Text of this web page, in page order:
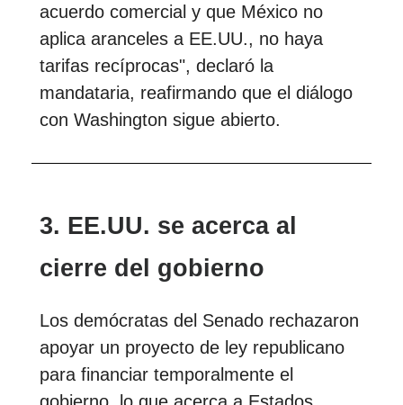
acuerdo comercial y que México no
aplica aranceles a EE.UU., no haya
tarifas recíprocas", declaró la
mandataria, reafirmando que el diálogo
con Washington sigue abierto.
3. EE.UU. se acerca al
cierre del gobierno
Los demócratas del Senado rechazaron
apoyar un proyecto de ley republicano
para financiar temporalmente el